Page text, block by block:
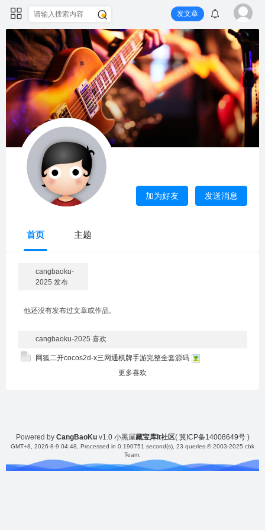
发文章
这里显示的是设置的“自我介绍”
上次活动2026-7-8 09:32
加为好友 发送消息
首页 主题
cangbaoku-
2025 发布
他还没有发布过文章或作品。
cangbaoku-2025 喜欢
网狐二开cocos2d-x三网通棋牌手游完整全套源码
更多喜欢
Powered by CangBaoKu v1.0 小黑屋藏宝库It社区( 冀ICP备14008649号)
GMT+8, 2026-8-9 04:48 , Processed in 0.190751 second(s), 23 queries. © 2003-2025 cbk
Team.